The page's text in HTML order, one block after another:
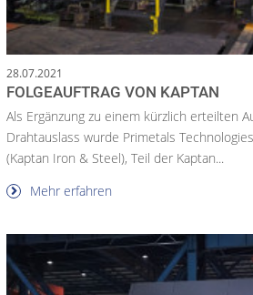
28.07.2021
FOLGEAUFTRAG VON KAPTAN
Als Ergänzung zu einem kürzlich erteilten
Drahtauslass wurde Primetals
(Kaptan Iron & Steel), Teil der Kaptan...
Mehr erfahren